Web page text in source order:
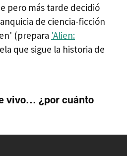
pero más tarde decidió
de ciencia-ficción
(prepara 'Alien:
que sigue la historia de
vivo... ¿por cuánto